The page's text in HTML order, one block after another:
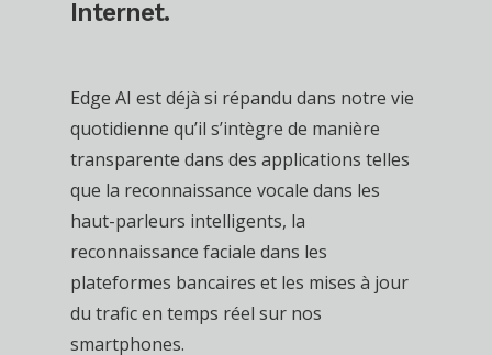
Internet.
Edge AI est déjà si répandu dans notre vie
quotidienne qu’il s’intègre de manière
transparente dans des applications telles
que la reconnaissance vocale dans les
haut-parleurs intelligents, la
reconnaissance faciale dans les
plateformes bancaires et les mises à jour
du trafic en temps réel sur nos
smartphones.